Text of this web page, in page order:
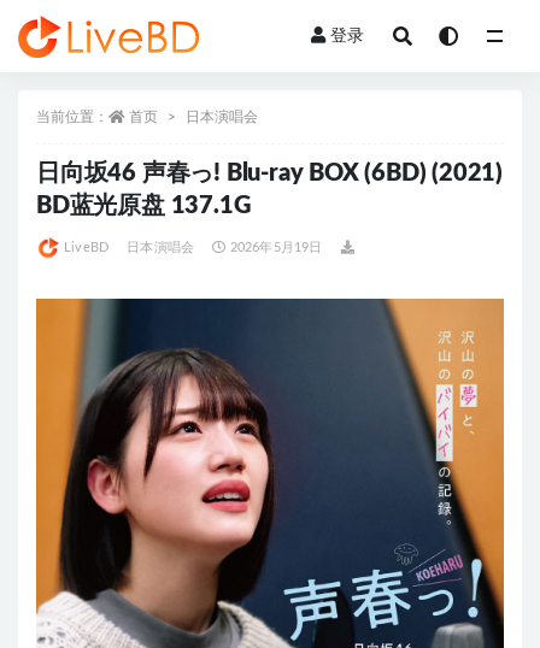
登录
当前位置： 首页 日本演唱会
日向坂46 声春っ! Blu-ray BOX (6BD) (2021)
BD蓝光原盘 137.1G
LiveBD 日本演唱会 2026年5月19日